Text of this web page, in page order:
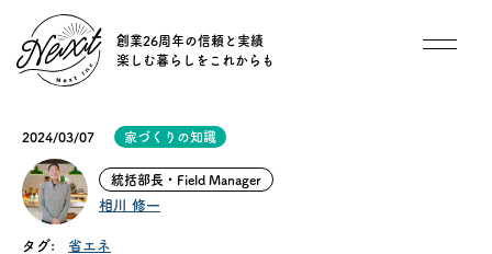
創業26周年の信頼と実績
楽しむ暮らしをこれからも
住宅商品
イベント
2024/03/07 家づくりの知識
統括部長・Field Manager
相川 修一
タグ: 省エネ